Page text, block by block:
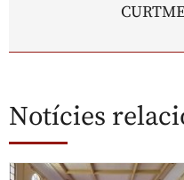
Notícies